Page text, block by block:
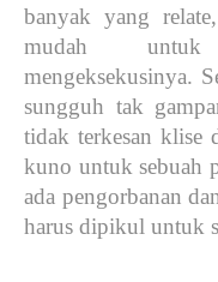
banyak yang
mudah untuk
mengeksekusinya.
sungguh tak
tidak terkesan klise
kuno untuk sebuah
ada pengorbanan
harus dipikul untuk